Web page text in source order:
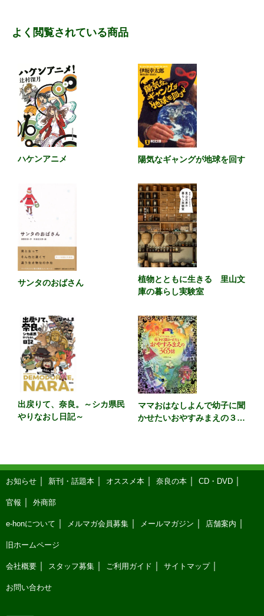
よく閲覧されている商品
ハケンアニメ 陽気なギャングが地球を回す
サンタのおばさん
植物とともに生きる 里山文
庫の暮らし実験室
出戻りて、奈良。～シカ県民
やりなおし日記～
ママおはなしよんで幼子に聞
かせたいおやすみまえの３６
お知らせ 新刊・話題本 オススメ本 奈良の本 CD・DVD
官報 外商部
e-honについて メルマガ会員募集 メールマガジン 店舗案内
旧ホームページ
会社概要 スタッフ募集 ご利用ガイド サイトマップ
お問い合わせ